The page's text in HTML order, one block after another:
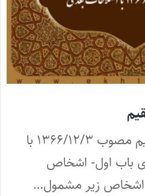
‌قانون مالیات‌های مستقیم مصوب ۱۳۶۶/۱۲/۳ با
باب اول- اشخاص